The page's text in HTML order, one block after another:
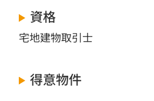
資格
宅地建物取引士
得意物件